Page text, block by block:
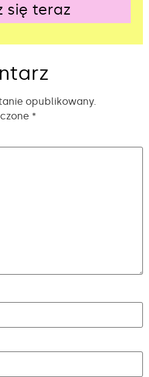
się teraz
opublikowany.
*